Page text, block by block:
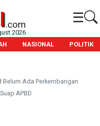
.com ☰
2026
NASIONAL POLITIK
Ada Perkembangan
APBD